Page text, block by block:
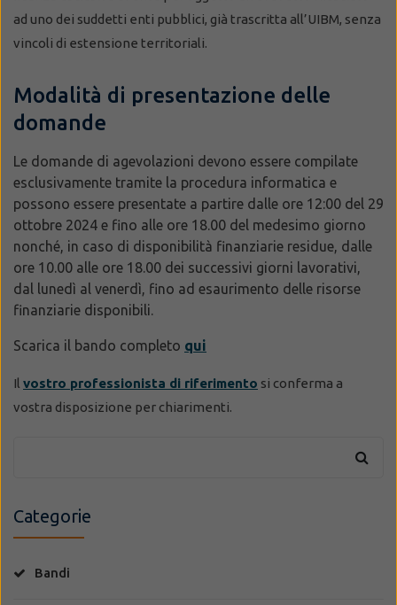
ad uno dei suddetti enti pubblici, già trascritta all’UIBM, senza
vincoli di estensione territoriali.
Modalità di presentazione delle
domande
Le domande di agevolazioni devono essere compilate
esclusivamente tramite la procedura informatica e
possono essere presentate a partire dalle ore 12:00 del 29
ottobre 2024 e fino alle ore 18.00 del medesimo giorno
nonché, in caso di disponibilità finanziarie residue, dalle
ore 10.00 alle ore 18.00 dei successivi giorni lavorativi,
dal lunedì al venerdì, fino ad esaurimento delle risorse
finanziarie disponibili.
Scarica il bando completo qui
Il vostro professionista di riferimento si conferma a
vostra disposizione per chiarimenti.
Categorie
Bandi